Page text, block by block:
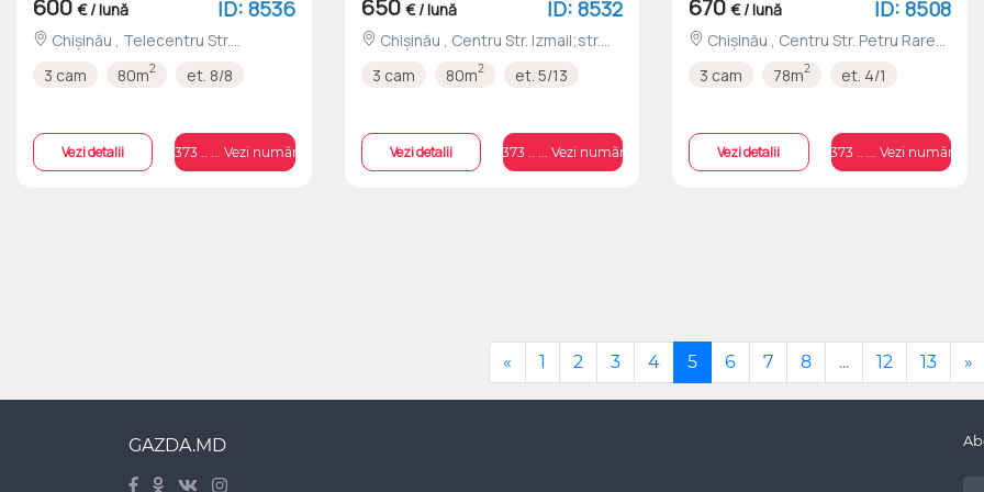
600 € / lună ID: 8536
Mitropolit Gurie Grosu nr.26
3 cam 80m2 et. 8/8
Vezi detalii +373 .. ... Vezi numărul
650 € / lună ID: 8532
3 cam 80m2 et. 5/13
Vezi detalii +373 .. ... Vezi numărul
670 € / lună ID: 8508
3 cam 78m2 et. 4/1
Vezi detalii +373 .. ... Vezi numărul
« 1 2 3 4 5 6 7 8 ... 12 13 »
GAZDA.MD